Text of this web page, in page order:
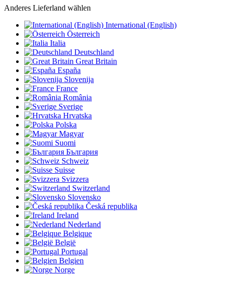
Anderes Lieferland wählen
International (English)
Österreich
Italia
Deutschland
Great Britain
España
Slovenija
France
România
Sverige
Hrvatska
Polska
Magyar
Suomi
България
Schweiz
Suisse
Svizzera
Switzerland
Slovensko
Česká republika
Ireland
Nederland
Belgique
België
Portugal
Belgien
Norge